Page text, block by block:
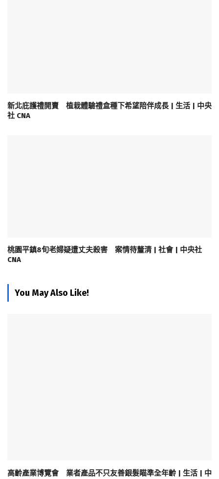
新北庇護禮開賣 植栽體驗禮盒種下希望陪伴成長 | 生活 | 中央
社 CNA
桃園平鎮8旬老婦疑遭丈夫殺害 案情待釐清 | 社會 | 中央社
CNA
You May Also Like!
高齡產業博覽會 業者產品不只友善銀髮瞄準全年齡 | 生活 | 中